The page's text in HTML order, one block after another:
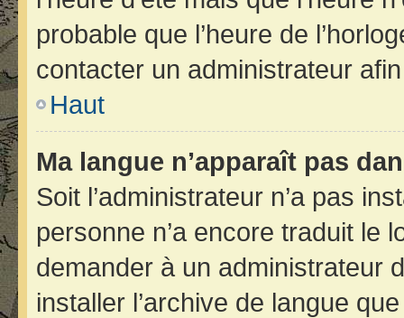
probable que l’heure de
contacter un administrateur
Haut
Ma langue n’apparaît pas
Soit l’administrateur n’a pas
personne n’a encore traduit le
demander à un administrateur
installer l’archive de langue